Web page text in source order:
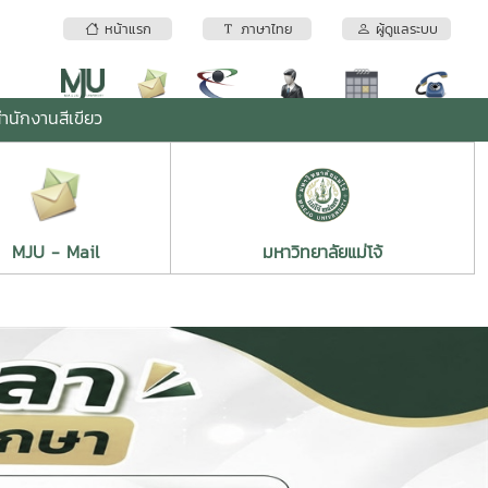
หน้าแรก ภาษาไทย ผู้ดูแลระบบ
นักงานสีเขียว
MJU - Mail มหาวิทยาลัยแม่โจ้